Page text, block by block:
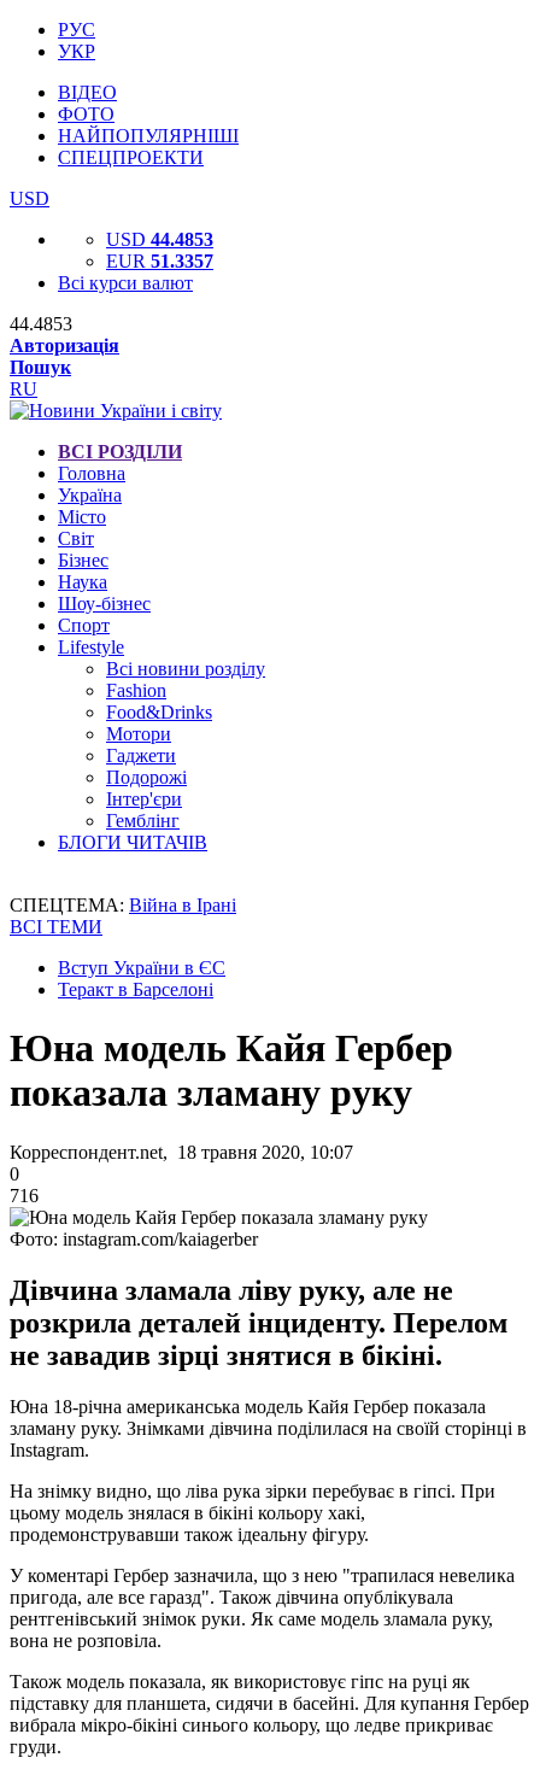
РУС
УКР
ВІДЕО
ФОТО
НАЙПОПУЛЯРНІШІ
СПЕЦПРОЕКТИ
USD
USD 44.4853
EUR 51.3357
Всі курси валют
44.4853
Авторизація
Пошук
RU
ВСІ РОЗДІЛИ
Головна
Україна
Місто
Світ
Бізнес
Наука
Шоу-бізнес
Спорт
Lifestyle
Всі новини розділу
Fashion
Food&Drinks
Мотори
Гаджети
Подорожі
Інтер'єри
Гемблінг
БЛОГИ ЧИТАЧІВ
СПЕЦТЕМА: Війна в Ірані
ВСІ ТЕМИ
Вступ України в ЄС
Теракт в Барселоні
Юна модель Кайя Гербер
показала зламану руку
Корреспондент.net, 18 травня 2020, 10:07
0
716
Фото: instagram.com/kaiagerber
Дівчина зламала ліву руку, але не
розкрила деталей інциденту. Перелом
не завадив зірці знятися в бікіні.
Юна 18-річна американська модель Кайя Гербер показала
зламану руку. Знімками дівчина поділилася на своїй сторінці в
Instagram.
На знімку видно, що ліва рука зірки перебуває в гіпсі. При
цьому модель знялася в бікіні кольору хакі,
продемонструвавши також ідеальну фігуру.
У коментарі Гербер зазначила, що з нею "трапилася невелика
пригода, але все гаразд". Також дівчина опублікувала
рентгенівський знімок руки. Як саме модель зламала руку,
вона не розповіла.
Також модель показала, як використовує гіпс на руці як
підставку для планшета, сидячи в басейні. Для купання Гербер
вибрала мікро-бікіні синього кольору, що ледве прикриває
груди.